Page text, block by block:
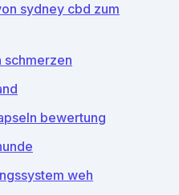
sydney cbd zum
schmerzen
bewertung
weh